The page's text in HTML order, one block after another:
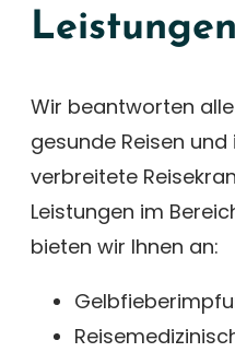
Leistungen
Wir beantworten
gesunde Reisen
verbreitete
Leistungen im
bieten wir Ihnen an: